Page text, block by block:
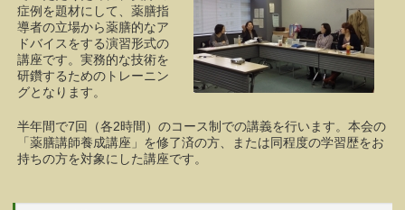
症例を題材にして、薬膳指
導者の立場から薬膳的なア
ドバイスをする演習形式の
講座です。実務的な技術を
研鑽するためのトレーニン
グとなります。
半年間で7回（各2時間）のコース制での講義を行います。本会の
「薬膳講師養成講座」を修了済の方、または同程度の学習歴をお
持ちの方を対象にした講座です。